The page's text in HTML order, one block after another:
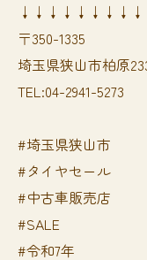
〒350-1335
埼玉県狭山市柏原
TEL:04-2941-5273
#埼玉県狭山市
#タイヤセール
#中古車販売店
#SALE
#令和7年